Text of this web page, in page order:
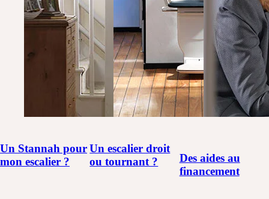
Un Stannah pour
mon escalier ?
Un escalier droit
ou tournant ?
Des aides au
financement